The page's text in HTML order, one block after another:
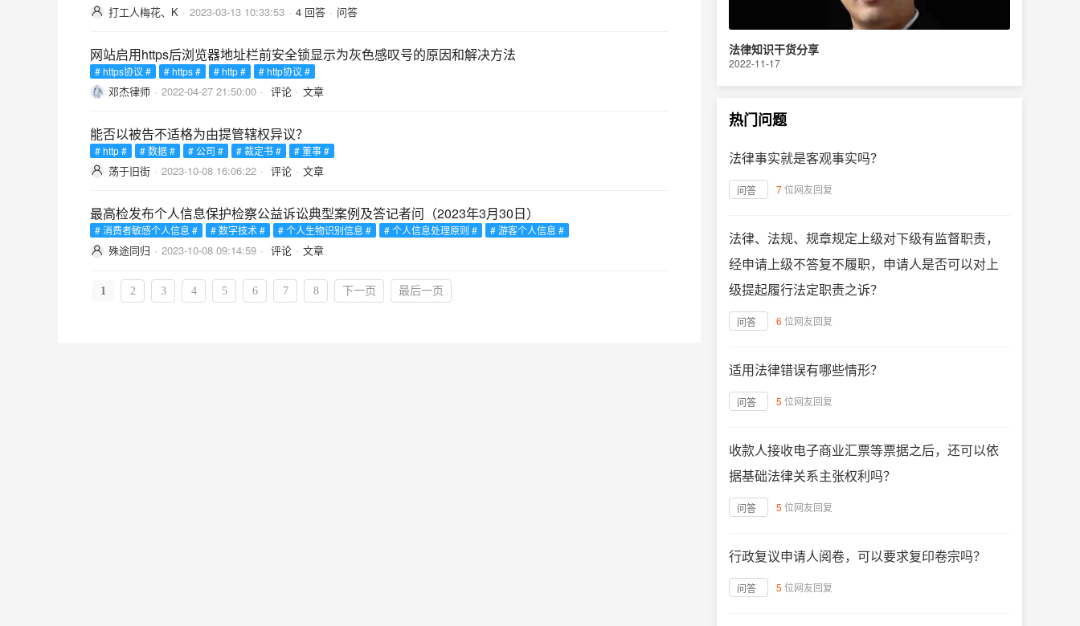
打工人梅花、K · 2023-03-13 10:33:53 · 4 回答 · 问答
网站启用https后浏览器地址栏前安全锁显示为灰色感叹号的原因和解决方法
# https协议 # # https # # http # # http协议 #
邓杰律师 · 2022-04-27 21:50:00 · 评论 · 文章
能否以被告不适格为由提管辖权异议？
# http # # 数据 # # 公司 # # 裁定书 # # 董事 #
荡于旧街 · 2023-10-08 16:06:22 · 评论 · 文章
最高检发布个人信息保护检察公益诉讼典型案例及答记者问（2023年3月30日）
# 消费者敏感个人信息 # # 数字技术 # # 个人生物识别信息 # # 个人信息处理原则 # # 游客个人信息 #
殊途同归 · 2023-10-08 09:14:59 · 评论 · 文章
1 2 3 4 5 6 7 8 下一页 最后一页
法律知识干货分享
2022-11-17
热门问题
法律事实就是客观事实吗？
问答 7位网友回复
法律、法规、规章规定上级对下级有监督职责，
经申请上级不答复不履职，申请人是否可以对上
级提起履行法定职责之诉？
问答 6 位网友回复
适用法律错误有哪些情形？
问答 5 位网友回复
收款人接收电子商业汇票等票据之后，还可以依
据基础法律关系主张权利吗？
问答 5 位网友回复
行政复议申请人阅卷，可以要求复印卷宗吗？
问答 5 位网友回复